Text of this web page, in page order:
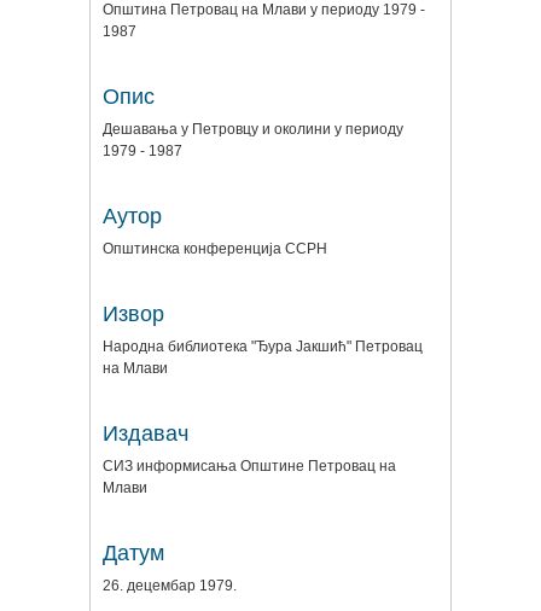
Општина Петровац на Млави у периоду 1979 -
1987
Опис
Дешавања у Петровцу и околини у периоду
1979 - 1987
Аутор
Општинска конференција ССРН
Извор
Народна библиотека "Ђура Јакшић" Петровац
на Млави
Издавач
СИЗ информисања Општине Петровац на
Млави
Датум
26. децембар 1979.